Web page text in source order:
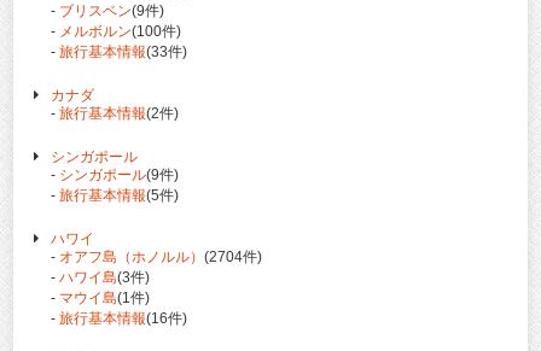
- ブリスベン(9件)
- メルボルン(100件)
- 旅行基本情報(33件)
カナダ
- 旅行基本情報(2件)
シンガポール
- シンガポール(9件)
- 旅行基本情報(5件)
ハワイ
- オアフ島（ホノルル） (2704件)
- ハワイ島(3件)
- マウイ島(1件)
- 旅行基本情報(16件)